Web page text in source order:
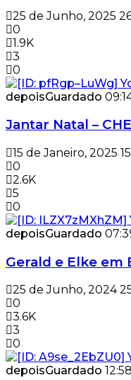
25 de Junho, 2025
0
1.9K
3
0
depoisGuardado
Jantar Natal –
15 de Janeiro, 2025
0
2.6K
5
0
depoisGuardado
Gerald e Elke em
25 de Junho, 2024
0
3.6K
3
0
depoisGuardado 12:58